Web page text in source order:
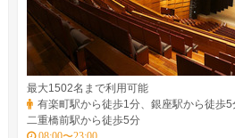
最大1502名まで利用可能
有楽町駅から徒歩1分、銀座駅から徒歩5
二重橋前駅から徒歩5分